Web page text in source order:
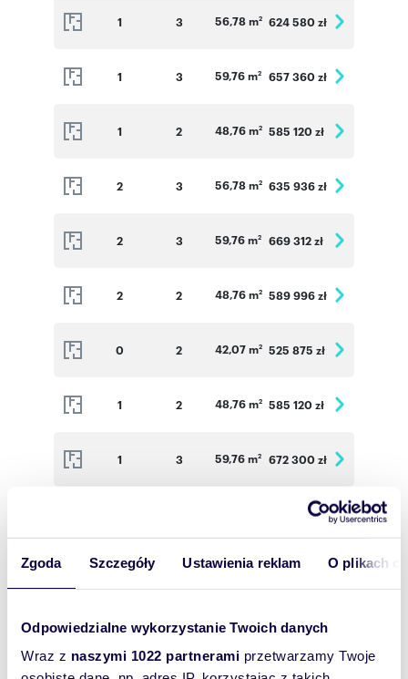
Zgoda Szczegóły Ustawienia reklam O plikach
Odpowiedzialne wykorzystanie Twoich danych
Wraz z naszymi 1022 partnerami przetwarzamy Twoje
1 3 56,78 m2 624 580 zł
1 3 59,76 m2 657 360 zł
1 2 48,76 m2 585 120 zł
2 3 56,78 m2 635 936 zł
2 3 59,76 m2 669 312 zł
2 2 48,76 m2 589 996 zł
0 2 42,07 m2 525 875 zł
1 2 48,76 m2 585 120 zł
1 3 59,76 m2 672 300 zł
639 000 zł
1 37,31 m 475 703 zł
2 2 48,76 m 589 996 zł
2